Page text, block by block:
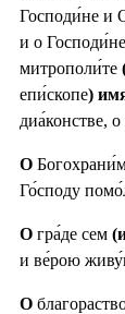
Господи́не и
и о
митрополи́те
епи́скопе)
диа́констве,
О
Го́споду
О гра́де сем
и ве́рою
О